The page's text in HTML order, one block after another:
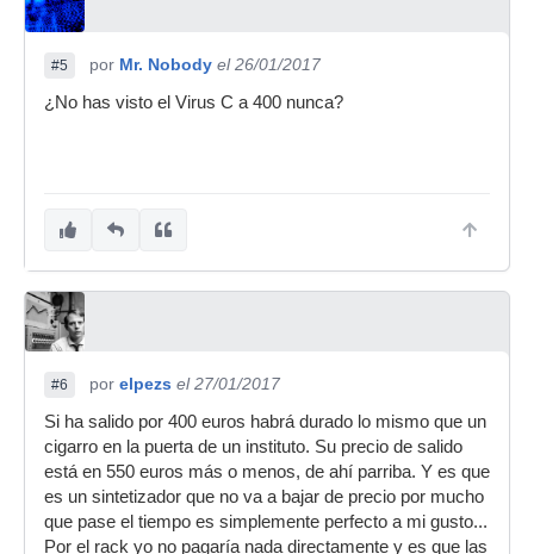
#5 por Mr. Nobody el 26/01/2017
¿No has visto el Virus C a 400 nunca?
#6 por elpezs el 27/01/2017
Si ha salido por 400 euros habrá durado lo mismo que un
cigarro en la puerta de un instituto. Su precio de salido
está en 550 euros más o menos, de ahí parriba. Y es que
es un sintetizador que no va a bajar de precio por mucho
que pase el tiempo es simplemente perfecto a mi gusto...
Por el rack yo no pagaría nada directamente y es que las